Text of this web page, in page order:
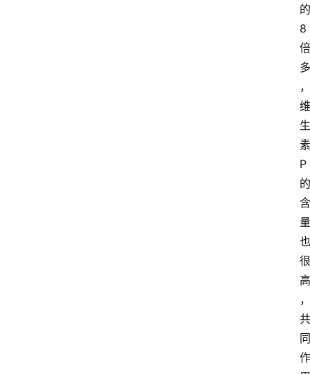
的
8
倍
多
，
维
生
素
P
的
含
量
也
很
高
，
共
同
作